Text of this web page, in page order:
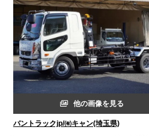
他の画像を見る
バントラックjp/㈲キャン(埼玉県)